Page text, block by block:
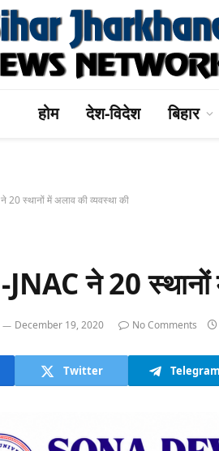
होम देश-विदेश बिहार
20 स्थानों में अलाव की व्यवस्था की
ने 20 स्थानों
December 19, 2020 No Comments
Twitter Telegram